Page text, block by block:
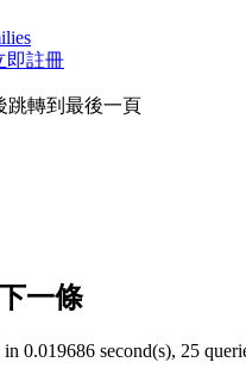
即註冊
跳轉到最後一頁
in 0.019686 second(s), 25